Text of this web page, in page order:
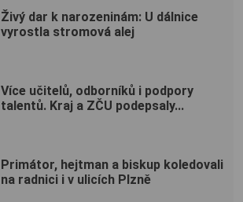
Živý dar k narozeninám: U dálnice
vyrostla stromová alej
Více učitelů, odborníků i podpory
talentů. Kraj a ZČU podepsaly...
Primátor, hejtman a biskup koledovali
na radnici i v ulicích Plzně